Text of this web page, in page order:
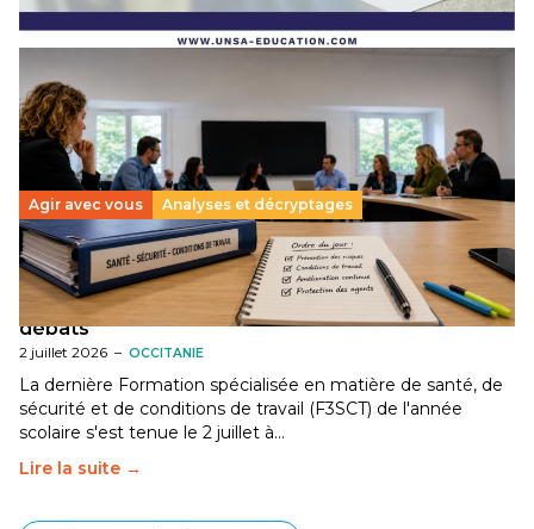
Agir avec vous Analyses et décryptages
[Gard] F3SCT : narcotrafic, fortes chaleurs et
dégradation des conditions de travail au cœur des
débats
2 juillet 2026 – OCCITANIE
La dernière Formation spécialisée en matière de santé, de
sécurité et de conditions de travail (F3SCT) de l'année
scolaire s'est tenue le 2 juillet à…
Lire la suite →